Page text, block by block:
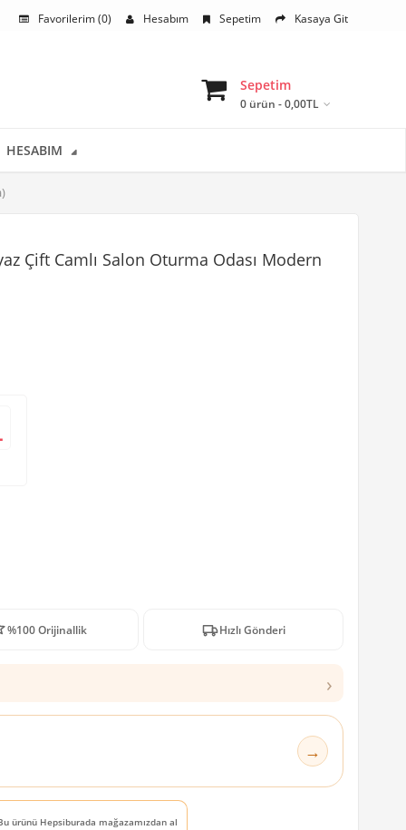
Favorilerim (0) Hesabım Sepetim Kasaya Git
Sepetim
0 ürün - 0,00TL
HESABIM
Çift Camlı Salon Oturma Odası Modern
%100 Orijinallik Hızlı Gönderi
›
→
ürünü Hepsiburada mağazamızdan al